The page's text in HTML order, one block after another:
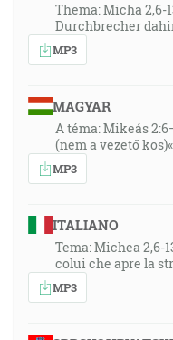
Thema: Micha 2,6-
Durchbrecher
MP3
MAGYAR
A téma: Mikeás
(nem a vezető
MP3
ITALIANO
Tema: Michea 2,6-
colui che apre la
MP3